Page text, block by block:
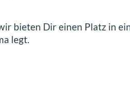
bieten Dir einen Platz in
legt.